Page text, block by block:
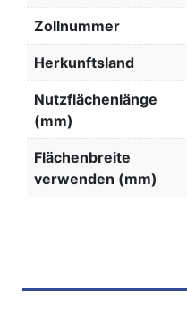
Zollnummer
Herkunftsland
Nutzflächenlänge
(mm)
Flächenbreite
verwenden (mm)